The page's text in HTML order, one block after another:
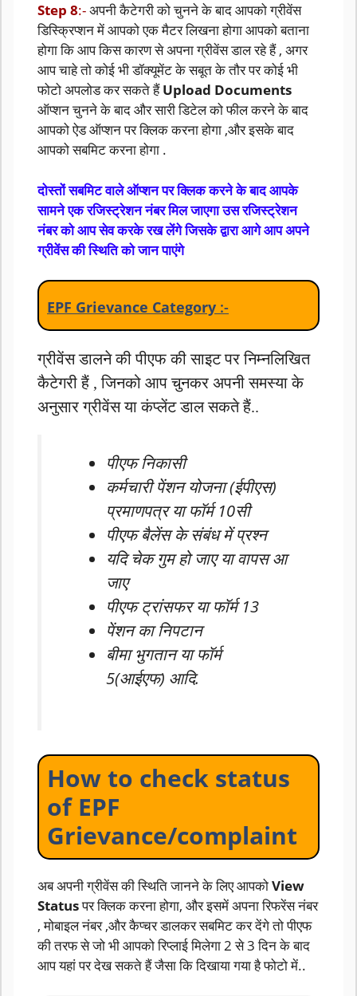
Step 8:-अपनी कैटेगरी को चुनने के बाद आपको ग्रीवेंस
डिस्क्रिप्शन में आपको एक मैटर लिखना होगा आपको बताना
होगा कि आप किस कारण से अपना ग्रीवेंस डाल रहे हैं , अगर
आप चाहे तो कोई भी डॉक्यूमेंट के सबूत के तौर पर कोई भी
फोटो अपलोड कर सकते हैंUpload Documents
ऑप्शन चुनने के बाद और सारी डिटेल को फील करने के बाद
आपको ऐड ऑप्शन पर क्लिक करना होगा ,और इसके बाद
आपको सबमिट करना होगा .
दोस्तों सबमिट वाले ऑप्शन पर क्लिक करने के बाद आपके
सामने एक रजिस्ट्रेशन नंबर मिल जाएगा उस रजिस्ट्रेशन
नंबर को आप सेव करके रख लेंगे जिसके द्वारा आगे आप अपने
ग्रीवेंस की स्थिति को जान पाएंगे
EPF Grievance Category :-
ग्रीवेंस डालने की पीएफ की साइट पर निम्नलिखित
कैटेगरी हैं , जिनको आप चुनकर अपनी समस्या के
अनुसार ग्रीवेंस या कंप्लेंट डाल सकते हैं..
पीएफ निकासी
कर्मचारी पेंशन योजना (ईपीएस)
प्रमाणपत्र या फॉर्म 10सी
पीएफ बैलेंस के संबंध में प्रश्न
यदि चेक गुम हो जाए या वापस आ
जाए
पीएफ ट्रांसफर या फॉर्म 13
पेंशन का निपटान
बीमा भुगतान या फॉर्म
5(आईएफ) आदि.
How to check status
of EPF
Grievance/complaint
अब अपनी ग्रीवेंस की स्थिति जानने के लिए आपकोView
Statusपर क्लिक करना होगा, और इसमें अपना रिफरेंस नंबर
, मोबाइल नंबर ,और कैप्चर डालकर सबमिट कर देंगे तो पीएफ
की तरफ से जो भी आपको रिप्लाई मिलेगा 2 से 3 दिन के बाद
आप यहां पर देख सकते हैं जैसा कि दिखाया गया है फोटो में..